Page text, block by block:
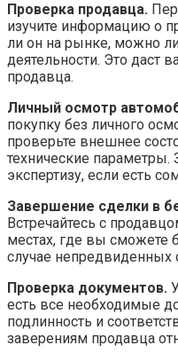
Проверка продавца.
изучите информацию о
ли он на рынке, можно
деятельности. Это даст
продавца.
Личный осмотр
покупку без личного
проверьте внешнее
технические
экспертизу, если есть
Завершение сделки в
Встречайтесь с
местах, где вы сможете
случае непредвиденных
Проверка документов.
есть все необходимые
подлинность и
заверениям продавца